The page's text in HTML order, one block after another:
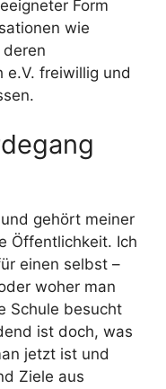
Form
wie
e.V. freiwillig und
gehört meiner
Öffentlichkeit. Ich
einen selbst –
woher man
Schule besucht
ist doch, was
jetzt ist und
Ziele aus